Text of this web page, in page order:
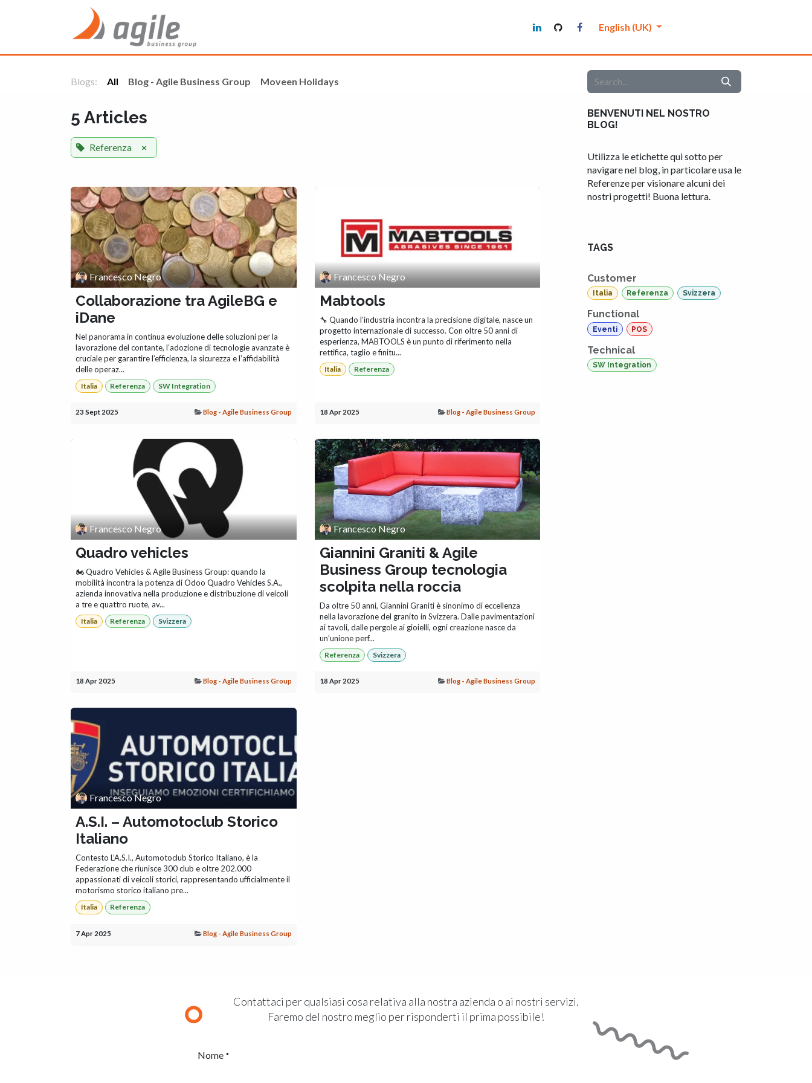
Manutenthor English (UK)
Blogs: All Blog - Agile Business Group Moveen Holidays
5 Articles
Referenza ×
Francesco Negro
Collaborazione tra AgileBG e
iDane
Nel panorama in continua evoluzione delle soluzioni per la
lavorazione del contante, l’adozione di tecnologie avanzate è
cruciale per garantire l’efficienza, la sicurezza e l’affidabilità
delle operaz...
Italia Referenza SW Integration
23 Sept 2025 Blog - Agile Business Group
Francesco Negro
Mabtools
🔧 Quando l’industria incontra la precisione digitale, nasce un
progetto internazionale di successo. Con oltre 50 anni di
esperienza, MABTOOLS è un punto di riferimento nella
rettifica, taglio e finitu...
Italia Referenza
18 Apr 2025 Blog - Agile Business Group
Francesco Negro
Quadro vehicles
🏍️ Quadro Vehicles & Agile Business Group: quando la
mobilità incontra la potenza di Odoo Quadro Vehicles S.A.,
azienda innovativa nella produzione e distribuzione di veicoli
a tre e quattro ruote, av...
Italia Referenza Svizzera
18 Apr 2025 Blog - Agile Business Group
Francesco Negro
Giannini Graniti & Agile
Business Group tecnologia
scolpita nella roccia
Da oltre 50 anni, Giannini Graniti è sinonimo di eccellenza
nella lavorazione del granito in Svizzera. Dalle pavimentazioni
ai tavoli, dalle pergole ai gioielli, ogni creazione nasce da
un’unione perf...
Referenza Svizzera
18 Apr 2025 Blog - Agile Business Group
Francesco Negro
A.S.I. – Automotoclub Storico
Italiano
Contesto L’A.S.I., Automotoclub Storico Italiano, è la
Federazione che riunisce 300 club e oltre 202.000
appassionati di veicoli storici, rappresentando ufficialmente il
motorismo storico italiano pre...
Italia Referenza
7 Apr 2025 Blog - Agile Business Group
BENVENUTI NEL NOSTRO
BLOG!
Utilizza le etichette qui sotto per
navigare nel blog, in particolare usa le
Referenze per visionare alcuni dei
nostri progetti! Buona lettura.
TAGS
Customer
Italia Referenza Svizzera
Functional
Eventi POS
Technical
SW Integration
Contattaci per qualsiasi cosa relativa alla nostra azienda o ai nostri servizi.
Faremo del nostro meglio per risponderti il prima possibile!
Nome *